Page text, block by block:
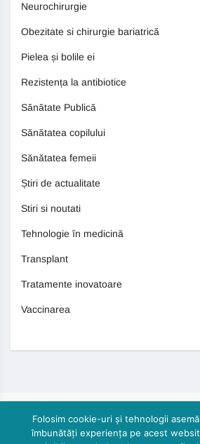
Neurochirurgie
Obezitate si chirurgie bariatrică
Pielea și bolile ei
Rezistența la antibiotice
Sănătate Publică
Sănătatea copilului
Sănătatea femeii
Știri de actualitate
Stiri si noutati
Tehnologie în medicină
Transplant
Tratamente inovatoare
Vaccinarea
Folosim cookie-uri și tehnologii
îmbunătăți experiența pe acest